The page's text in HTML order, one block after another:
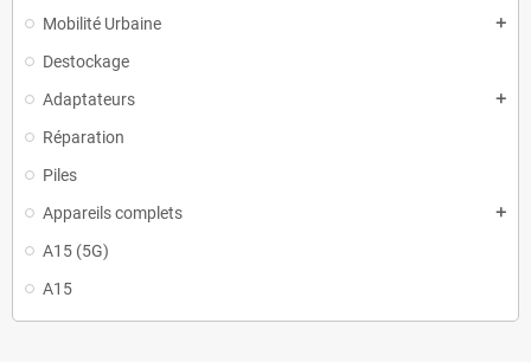
Mobilité Urbaine add
Destockage
Adaptateurs
add
Réparation
Piles
Appareils complets
add
A15 (5G)
A15